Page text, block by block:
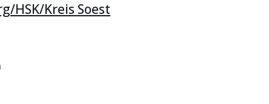
HSK/Kreis Soest